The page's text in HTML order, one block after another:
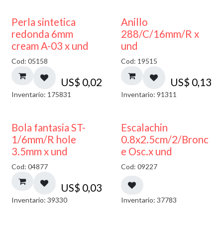
Perla sintetica
redonda 6mm
cream A-03 x und
Cod: 05158
US$ 0,02
Inventario: 175831
Anillo
288/C/16mm/R x
und
Cod: 19515
US$ 0,13
Inventario: 91311
Bola fantasia ST-
1/6mm/R hole
3.5mm x und
Cod: 04877
US$ 0,03
Inventario: 39330
Escalachin
0.8x2.5cm/2/Bronc
e Osc.x und
Cod: 09227
Inventario: 37783